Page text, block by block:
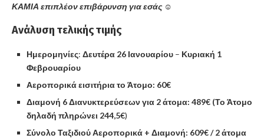
ΚΑΜΙΑ επιπλέον επιβάρυνση για εσάς ☺️
Ανάλυση τελικής τιμής
Ημερομηνίες: Δευτέρα 26 Ιανουαρίου – Κυριακή 1
Φεβρουαρίου
Αεροπορικά εισιτήρια το Άτομο: 60€
Διαμονή 6 Διανυκτερεύσεων για 2 άτομα: 489€ (Το Άτομο
δηλαδή πληρώνει 244,5€)
Σύνολο Ταξιδιού Αεροπορικά + Διαμονή: 609€ / 2 άτομα